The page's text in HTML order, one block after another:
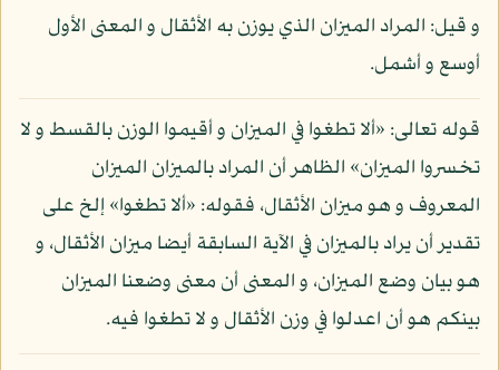
و قيل: المراد الميزان الذي يوزن به الأثقال و المعنى الأول
أوسع و أشمل.
قوله تعالى: «ألا تطغوا في الميزان و أقيموا الوزن بالقسط و لا
تخسروا الميزان» الظاهر أن المراد بالميزان الميزان
المعروف و هو ميزان الأثقال، فقوله: «ألا تطغوا» إلخ على
تقدير أن يراد بالميزان في الآية السابقة أيضا ميزان الأثقال، و
هو بيان وضع الميزان، و المعنى أن معنى وضعنا الميزان
بينكم هو أن اعدلوا في وزن الأثقال و لا تطغوا فيه.